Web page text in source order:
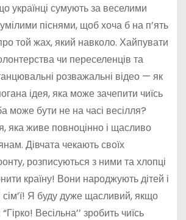
українці сумують за веселими
піснями, щоб хоча б на п’ять
той жах, який навколо. Хайпувати
чи переселенців та
розважальні відео — як
ідея, яка може зачепити чиїсь
може бути не на часі весілля?
яка живе повноцінно і щасливо
Дівчата чекають своїх
розписуються з ними та хлопці
країну! Вони народжують дітей і
Я буду дуже щасливий, якщо
Весільна’’ зробить чиїсь